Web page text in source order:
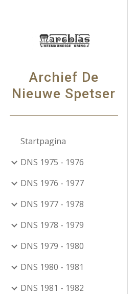
Archief De
Nieuwe Spetser
Startpagina
DNS 1975 - 1976
DNS 1976 - 1977
DNS 1977 - 1978
DNS 1978 - 1979
DNS 1979 - 1980
DNS 1980 - 1981
DNS 1981 - 1982